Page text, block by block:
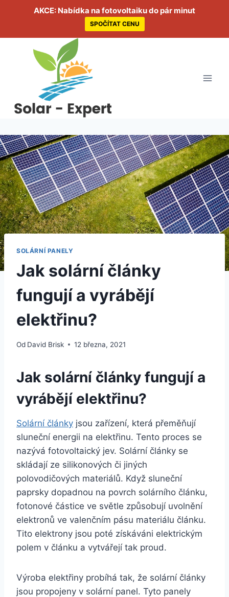
SOLÁRNÍ PANELY
Jak solární články
fungují a vyrábějí
elektřinu?
Od David Brisk 12 března, 2021
Jak solární články fungují a
vyrábějí elektřinu?
Solární články jsou zařízení, která přeměňují
sluneční energii na elektřinu. Tento proces se
nazývá fotovoltaický jev. Solární články se
skládají ze silikonových či jiných
polovodičových materiálů. Když sluneční
paprsky dopadnou na povrch solárního článku,
fotonové částice ve světle způsobují uvolnění
elektronů ve valenčním pásu materiálu článku.
Tito elektrony jsou poté získáváni elektrickým
polem v článku a vytvářejí tak proud.
Výroba elektřiny probíhá tak, že solární články
jsou propojeny v solární panel. Tyto panely
AKCE: Nabídka na fotovoltaiku do pár minut
SPOČÍTAT CENU